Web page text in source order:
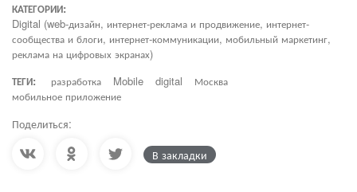
КАТЕГОРИИ:
Digital (web-дизайн, интернет-реклама и продвижение, интернет-
сообщества и блоги, интернет-коммуникации, мобильный маркетинг,
реклама на цифровых экранах)
ТЕГИ:
разработка Mobile digital
Москва
мобильное приложение
Поделиться:
В закладки